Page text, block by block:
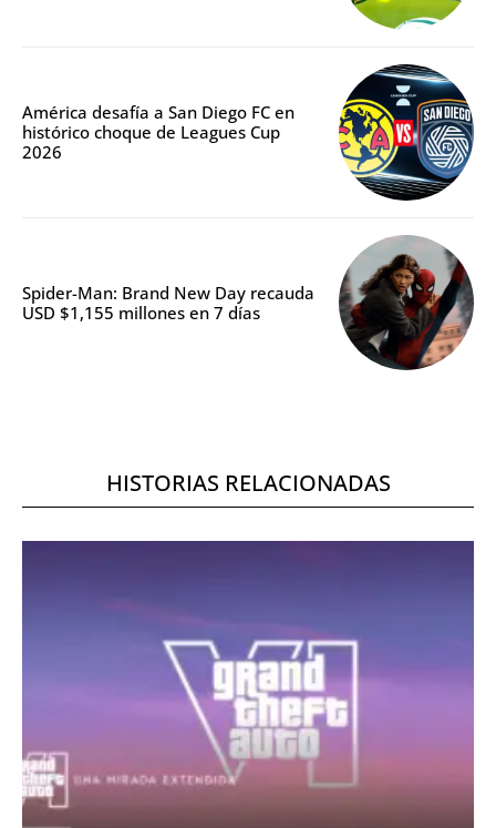
América desafía a San Diego FC en
histórico choque de Leagues Cup
2026
Spider-Man: Brand New Day recauda
USD $1,155 millones en 7 días
HISTORIAS RELACIONADAS